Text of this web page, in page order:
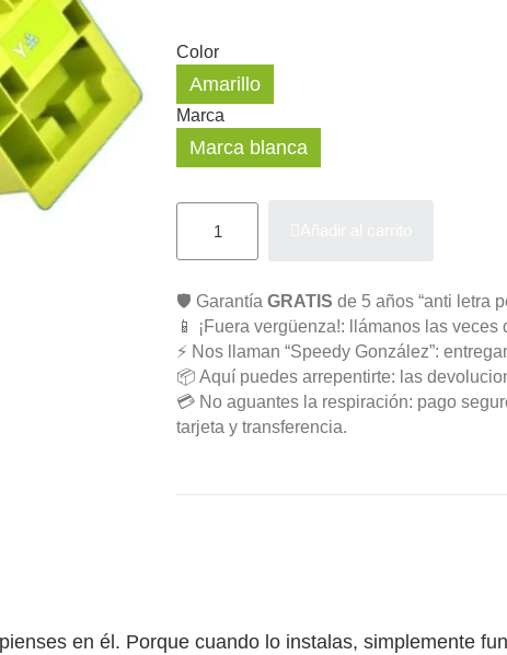
Color
Amarillo
Marca
Marca blanca
🛡️ Garantía GRATIS de 5 años “anti letra
📱 ¡Fuera vergüenza!: llámanos las
⚡ Nos llaman “Speedy González”:
📦 Aquí puedes arrepentirte: las
💳 No aguantes la respiración: pago
tarjeta y transferencia.
en él. Porque cuando lo instalas, simplemente